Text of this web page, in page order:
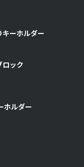
キーホルダー
ロック
ホルダー